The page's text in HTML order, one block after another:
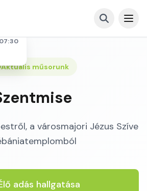
Aktuális műsorunk
a városmajori Jézus Szíve
adás hallgatása
07:30